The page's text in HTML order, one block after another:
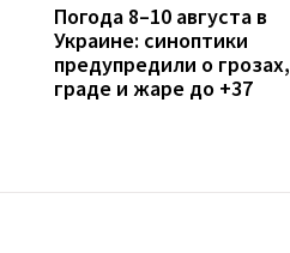
Погода 8–10 августа в
Украине: синоптики
предупредили о грозах,
граде и жаре до +37